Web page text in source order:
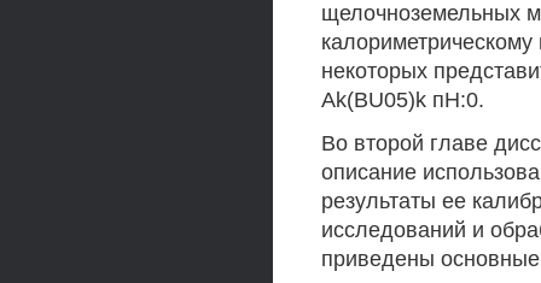
щелочноземельных
некоторых
Ak(BU05)k пН:0.
Во второй главе
описание
результаты ее
исследований и
приведены основные